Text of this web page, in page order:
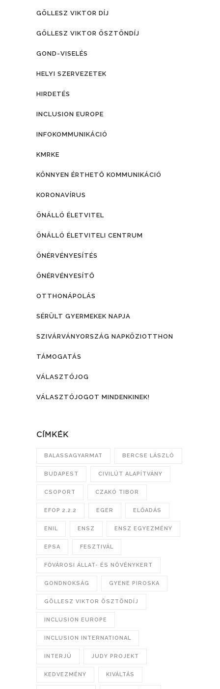
GÖLLESZ VIKTOR DÍJ
GÖLLESZ VIKTOR ÖSZTÖNDÍJ
GOND-VISELÉS
HELYI SZERVEZETEK
HIRDETÉS
INCLUSION EUROPE
INFOKOMMUNIKÁCIÓ
KMRKE
KÖNNYEN ÉRTHETŐ KOMMUNIKÁCIÓ
KORONAVÍRUS
ÖNÁLLÓ ÉLETVITEL
ÖNÁLLÓ ÉLETVITELI CENTRUM
ÖNÉRVÉNYESÍTÉS
ÖNÉRVÉNYESÍTŐ
OTTHONÁPOLÁS
SÉRÜLT GYERMEKEK NAPJA
SZIVÁRVÁNYORSZÁG NAPKÖZIOTTHON
TÁMOGATÁS
VÁLASZTÓJOG
VÁLASZTÓJOGOT MINDENKINEK!
CÍMKÉK
BALASSAGYARMAT BERCSE LÁSZLÓ
BUDAPEST CIVILÚT ALAPÍTVÁNY
CSOPORT CZAKÓ TIBOR
EFOP 2.2.2 EGER ELŐADÁS
ENIL ENSZ ENSZ EGYEZMÉNY
EPSA FESZTIVÁL
FŐVÁROSI ÁLLAT- ÉS NÖVÉNYKERT
GONDNOKSÁG GYENE PIROSKA
GÖLLESZ VIKTOR ÖSZTÖNDÍJ
INCLUSION EUROPE
INCLUSION INTERNATIONAL
INTERJÚ JUDY PROJEKT
KEDVEZMÉNY KIVÁLTÁS